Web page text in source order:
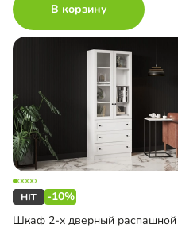
В корзину
-10%
Шкаф 2-х дверный